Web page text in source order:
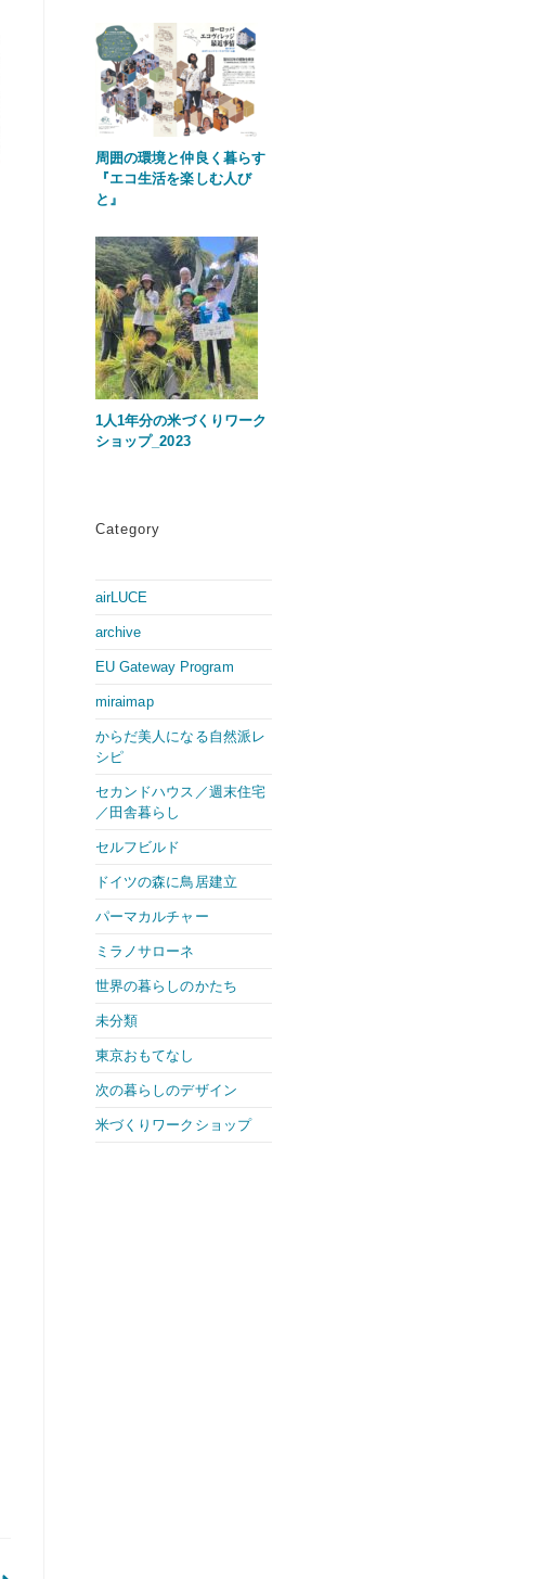
周囲の環境と仲良く暮らす
『エコ生活を楽しむ人び
と』
1人1年分の米づくりワーク
ショップ_2023
Category
airLUCE
archive
EU Gateway Program
miraimap
からだ美人になる自然派レ
シピ
セカンドハウス／週末住宅
／田舎暮らし
セルフビルド
ドイツの森に鳥居建立
パーマカルチャー
ミラノサローネ
世界の暮らしのかたち
未分類
東京おもてなし
次の暮らしのデザイン
米づくりワークショップ